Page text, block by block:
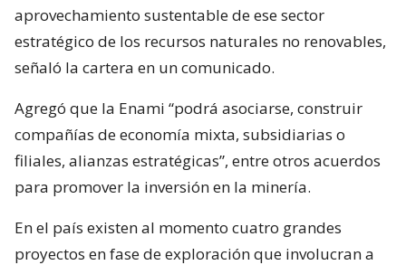
aprovechamiento sustentable de ese sector
estratégico de los recursos naturales no renovables,
señaló la cartera en un comunicado.
Agregó que la Enami “podrá asociarse, construir
compañías de economía mixta, subsidiarias o
filiales, alianzas estratégicas”, entre otros acuerdos
para promover la inversión en la minería.
En el país existen al momento cuatro grandes
proyectos en fase de exploración que involucran a